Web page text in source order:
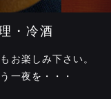
・冷酒
お楽しみ下さい。
一夜を・・・